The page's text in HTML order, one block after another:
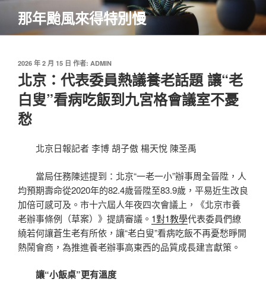
主
那年颱風來得特別慢
發
佈
於
2026 年 2 月 15 日 作者: ADMIN
北京：代表委員熱議養老話題 讓“老
白叟”看病吃飯到九宮格會議室不憂
愁
北京日報記者 李博 胡子傲 楊天悅 陳圣禹
當局任務陳述提到：北京“一老一小”辦事周全晉陞，人
均預期壽命從2020年的82.4歲晉陞至83.9歲，平易近生改良
加倍可感可及。市十六屆人年夜四次會議上，《北京市養
老辦事條例（草案）》提請審議。 1對1教學代表委員們繚
繞若何讓蒼生老有所依，讓“老白叟”看病吃飯不再憂愁睜開
熱鬧會商，為推進養老辦事高東西的品質成長建言獻策。
讓“小飯桌”更有溫度